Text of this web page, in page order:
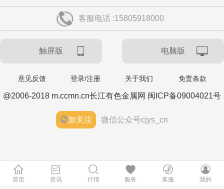
客服电话 :15805918000
触屏版 电脑版
意见反馈 登录/注册 关于我们 免责条款
@2006-2018 m.ccmn.cn长江有色金属网 闽ICP备09004021号
加关注 微信公众号cjys_cn
首页 资讯 行情 服务 客服 我的